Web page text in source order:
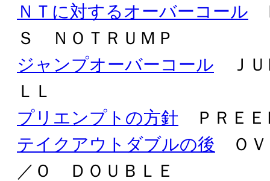
ＮＴに対するオーバーコール
Ｓ ＮＯＴＲＵＭＰ
ジャンプオーバーコール ＪＵ
ＬＬ
プリエンプトの方針 ＰＲＥＥ
テイクアウトダブルの後 ＯＶ
／Ｏ ＤＯＵＢＬＥ